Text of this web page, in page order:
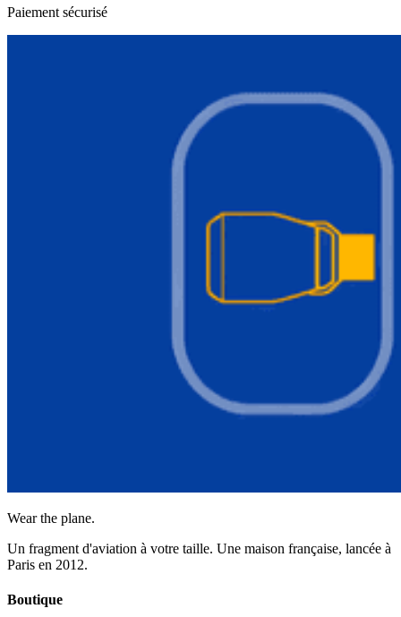
Paiement sécurisé
Wear the plane.
Un fragment d'aviation à votre taille. Une maison française, lancée à
Paris en 2012.
Boutique